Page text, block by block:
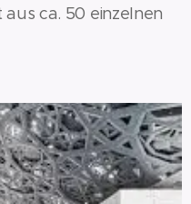
ca. 50 einzelnen